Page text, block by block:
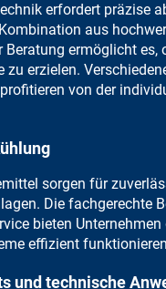
erfordert präzise
aus
Beratung ermöglicht es,
zu erzielen.
von der
sorgen für
Die fachgerechte
bieten
effizient
und technische